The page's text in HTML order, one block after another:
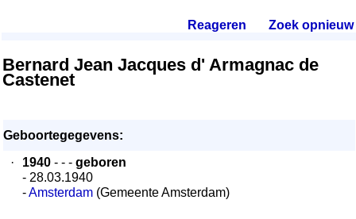
Reageren Zoek opnieuw.
Bernard Jean Jacques d' Armagnac de
Castenet
Geboortegegevens:
·
1940 - - - geboren
- 28.03.1940
-Amsterdam (Gemeente Amsterdam)